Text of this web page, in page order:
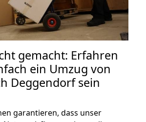
gemacht: Erfahren
ein Umzug von
Deggendorf sein
garantieren, dass unser